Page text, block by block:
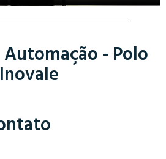
- Polo
Inovale